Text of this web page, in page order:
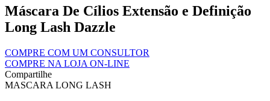
Máscara De Cílios Extensão e Definição
Long Lash Dazzle
COMPRE COM UM CONSULTOR
COMPRE NA LOJA ON-LINE
Compartilhe
MASCARA LONG LASH